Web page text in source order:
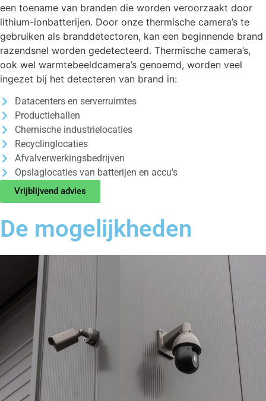
een toename van branden die worden veroorzaakt door
lithium-ionbatterijen. Door onze thermische camera’s te
gebruiken als branddetectoren, kan een beginnende brand
razendsnel worden gedetecteerd. Thermische camera’s,
ook wel warmtebeeldcamera’s genoemd, worden veel
ingezet bij het detecteren van brand in:
Datacenters en serverruimtes
Productiehallen
Chemische industrielocaties
Recyclinglocaties
Afvalverwerkingsbedrijven
Opslaglocaties van batterijen en accu's
Vrijblijvend advies
De mogelijkheden